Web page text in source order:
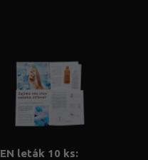
EN leták 10 ks: